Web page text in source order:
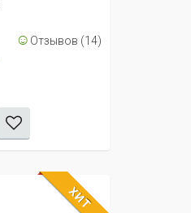
☺ Отзывов (14)
ХИТ